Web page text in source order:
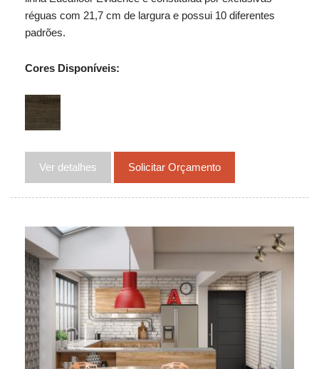
réguas com 21,7 cm de largura e possui 10 diferentes
padrões.
Cores Disponíveis:
Ver detalhes Solicitar Orçamento